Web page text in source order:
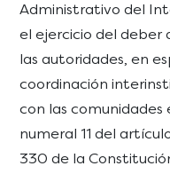
Administrativo del
el ejercicio del deber
las autoridades, en
coordinación
con las comunidades
numeral 11 del
330 de la